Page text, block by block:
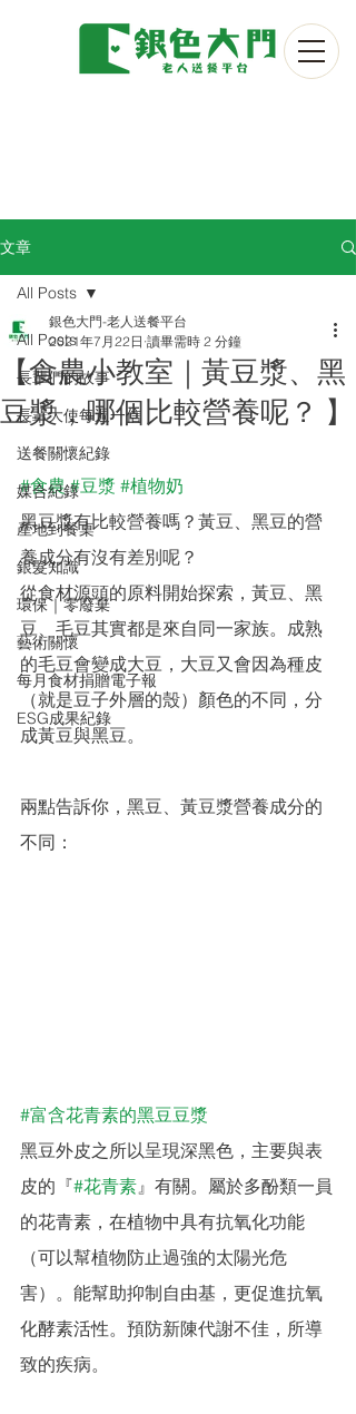
文章
All Posts
長輩們的故事
長輩大使每週一信
送餐關懷紀錄
媒合紀錄
產地到餐桌
銀髮知識
環保｜零廢棄
藝術關懷
每月食材捐贈電子報
ESG成果紀錄
All Posts
【食農小教室｜黃豆漿、黑
豆漿，哪個比較營養呢？ 】
銀色大門-老人送餐平台
2021年7月22日 讀畢需時 2 分鐘
#食農 #豆漿 #植物奶
黑豆漿有比較營養嗎？黃豆、黑豆的營
養成分有沒有差別呢？
從食材源頭的原料開始探索，黃豆、黑
豆、毛豆其實都是來自同一家族。成熟
的毛豆會變成大豆，大豆又會因為種皮
（就是豆子外層的殼）顏色的不同，分
成黃豆與黑豆。
兩點告訴你，黑豆、黃豆漿營養成分的
不同：
#富含花青素的黑豆豆漿
黑豆外皮之所以呈現深黑色，主要與表
皮的『#花青素』有關。屬於多酚類一員
的花青素，在植物中具有抗氧化功能
（可以幫植物防止過強的太陽光危
害）。能幫助抑制自由基，更促進抗氧
化酵素活性。預防新陳代謝不佳，所導
致的疾病。